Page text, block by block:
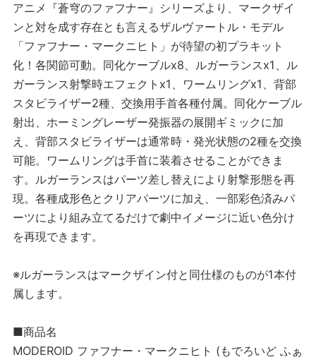
アニメ『蒼穹のファフナー』シリーズより、マークザイ
ンと対を成す存在とも言えるザルヴァートル・モデル
「ファフナー・マークニヒト」が待望の初プラキット
化！各関節可動。同化ケーブルx8、ルガーランスx1、ル
ガーランス射撃時エフェクトx1、ワームリングx1、背部
スタビライザー2種、交換用手首各種付属。同化ケーブル
射出、ホーミングレーザー発振器の展開ギミックに加
え、背部スタビライザーは通常時・発光状態の2種を交換
可能。ワームリングは手首に装着させることができま
す。ルガーランスはパーツ差し替えにより射撃形態を再
現。各種成形色とクリアパーツに加え、一部彩色済みパ
ーツにより組み立てるだけで劇中イメージに近い色分け
を再現できます。
※ルガーランスはマークザイン付と同仕様のものが1本付
属します。
■商品名
MODEROID ファフナー・マークニヒト (もでろいど ふぁ